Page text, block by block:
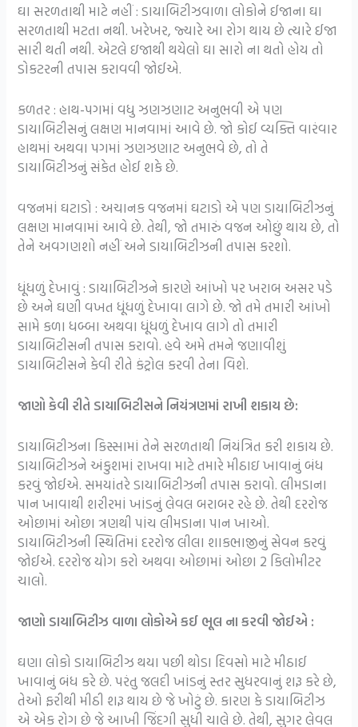
ઘા સરળતાથી માટે નહીં : ડાયાબિટીઝવાળા લોકોને ઈજાના ઘા
સરળતાથી મટતા નથી. ખરેખર, જ્યારે આ રોગ થાય છે ત્યારે ઈજા
સારી થતી નથી. એટલે ઇજાથી થયેલો ઘા સારો ના થતો હોય તો
ડોકટરની તપાસ કરાવવી જોઈએ.
કળતર : હાથ-પગમાં વધુ ઝણઝણાટ અનુભવી એ પણ
ડાયાબિટીસનું લક્ષણ માનવામાં આવે છે. જો કોઈ વ્યક્તિ વારંવાર
હાથમાં અથવા પગમાં ઝણઝણાટ અનુભવે છે, તો તે
ડાયાબિટીઝનું સંકેત હોઈ શકે છે.
વજનમાં ઘટાડો : અચાનક વજનમાં ઘટાડો એ પણ ડાયાબિટીઝનું
લક્ષણ માનવામાં આવે છે. તેથી, જો તમારું વજન ઓછું થાય છે, તો
તેને અવગણશો નહીં અને ડાયાબિટીઝની તપાસ કરશો.
ધૂંધળું દેખાવું : ડાયાબિટીઝને કારણે આંખો પર ખરાબ અસર પડે
છે અને ઘણી વખત ધૂંધળું દેખાવા લાગે છે. જો તમે તમારી આંખો
સામે કળા ધબ્બા અથવા ધૂંધળું દેખાવ લાગે તો તમારી
ડાયાબિટીસની તપાસ કરાવો. હવે અમે તમને જણાવીશું
ડાયાબિટીસને કેવી રીતે કંટ્રોલ કરવી તેના વિશે.
જાણો કેવી રીતે ડાયાબિટીસને નિયંત્રણમાં રાખી શકાય છે:
ડાયાબિટીઝના કિસ્સામાં તેને સરળતાથી નિયંત્રિત કરી શકાય છે.
ડાયાબિટીઝને અંકુશમાં રાખવા માટે તમારે મીઠાઇ ખાવાનું બંધ
કરવું જોઈએ. સમયાંતરે ડાયાબિટીઝની તપાસ કરાવો. લીમડાના
પાન ખાવાથી શરીરમાં ખાંડનું લેવલ બરાબર રહે છે. તેથી દરરોજ
ઓછામાં ઓછા ત્રણથી પાંચ લીમડાના પાન ખાઓ.
ડાયાબિટીઝની સ્થિતિમાં દરરોજ લીલા શાકભાજીનું સેવન કરવું
જોઈએ. દરરોજ યોગ કરો અથવા ઓછામાં ઓછા 2 કિલોમીટર
ચાલો.
જાણો ડાયાબિટીઝ વાળા લોકોએ કઈ ભૂલ ના કરવી જોઈએ :
ઘણા લોકો ડાયાબિટીઝ થયા પછી થોડા દિવસો માટે મીઠાઈ
ખાવાનું બંધ કરે છે. પરંતુ જલદી ખાંડનું સ્તર સુધરવાનું શરૂ કરે છે,
તેઓ ફરીથી મીઠી શરૂ થાય છે જે ખોટું છે. કારણ કે ડાયાબિટીઝ
એ એક રોગ છે જે આખી જિંદગી સુધી ચાલે છે. તેથી, સુગર લેવલ